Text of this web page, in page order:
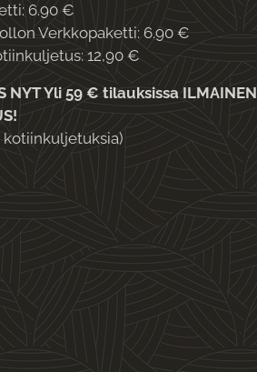
6.90 €
Verkkopaketti: 6.90 €
12,90 €
NYT Yli 59 € tilauksissa ILMAINEN
kotiinkuljetuksia)